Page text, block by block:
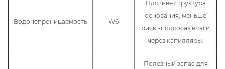
Водонепроницаемость W6
Плотнее структура
основания, меньше
риск «подсоса» влаги
через капилляры.
Полезный запас для